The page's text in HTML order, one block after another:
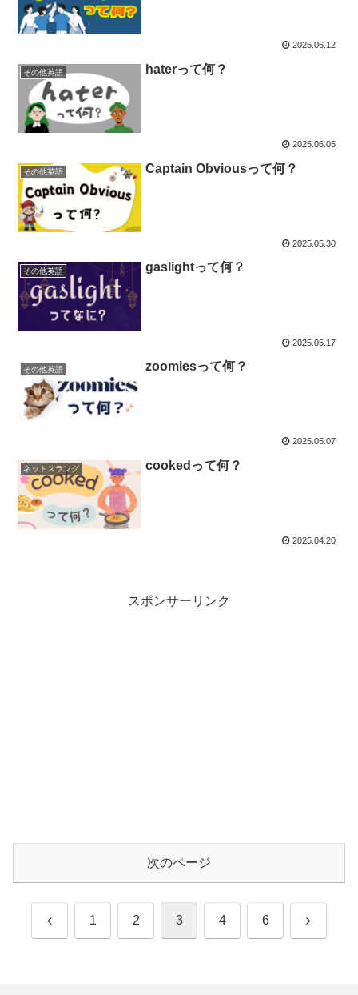
2025.06.12
その他英語 haterって何？
2025.06.05
その他英語 Captain Obviousって何？
2025.05.30
その他英語 gaslightって何？
2025.05.17
その他英語 zoomiesって何？
2025.05.07
ネットスラング cookedって何？
2025.04.20
スポンサーリンク
次のページ
前 1 2 3 4 6 次